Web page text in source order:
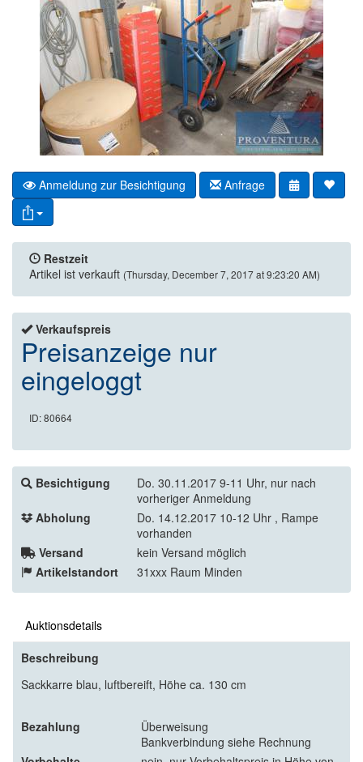
Anmeldung zur Besichtigung Anfrage
Restzeit
Artikel ist verkauft (Thursday, December 7, 2017 at 9:23:20 AM)
Verkaufspreis
Preisanzeige nur
eingeloggt
ID: 80664
Besichtigung
Do. 30.11.2017 9-11 Uhr, nur nach
vorheriger Anmeldung
Abholung
Do. 14.12.2017 10-12 Uhr , Rampe
vorhanden
Versand
kein Versand möglich
Artikelstandort
31xxx Raum Minden
Auktionsdetails
Beschreibung
Sackkarre blau, luftbereift, Höhe ca. 130 cm
Bezahlung
Überweisung
Bankverbindung siehe Rechnung